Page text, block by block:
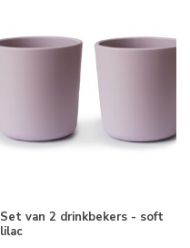
Set van 2 drinkbekers - soft
lilac